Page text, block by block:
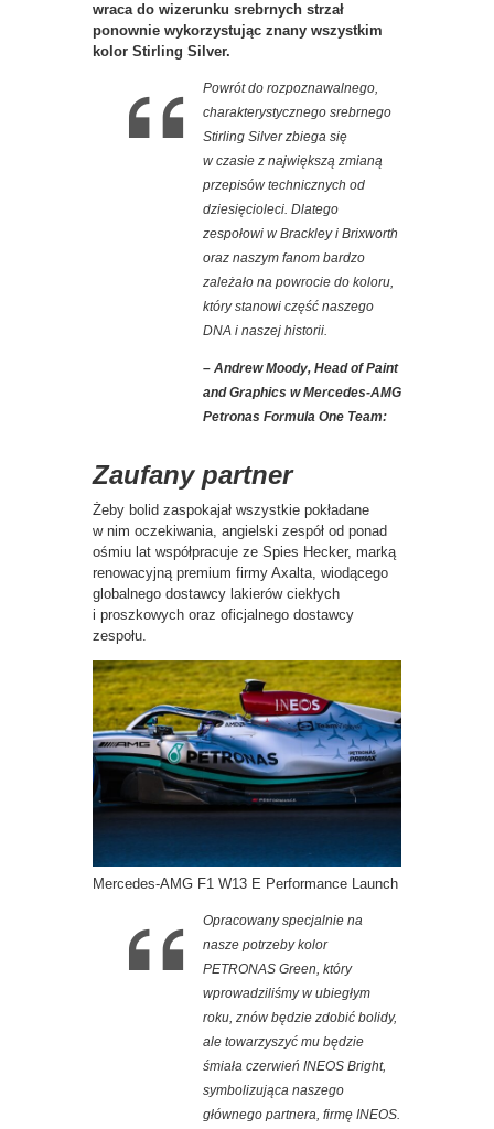
wraca do wizerunku srebrnych strzał
ponownie wykorzystując znany wszystkim
kolor Stirling Silver.
Powrót do rozpoznawalnego,
charakterystycznego srebrnego
Stirling Silver zbiega się
w czasie z największą zmianą
przepisów technicznych od
dziesięcioleci. Dlatego
zespołowi w Brackley i Brixworth
oraz naszym fanom bardzo
zależało na powrocie do koloru,
który stanowi część naszego
DNA i naszej historii.
– Andrew Moody, Head of Paint
and Graphics w Mercedes-AMG
Petronas Formula One Team:
Zaufany partner
Żeby bolid zaspokajał wszystkie pokładane
w nim oczekiwania, angielski zespół od ponad
ośmiu lat współpracuje ze Spies Hecker, marką
renowacyjną premium firmy Axalta, wiodącego
globalnego dostawcy lakierów ciekłych
i proszkowych oraz oficjalnego dostawcy
zespołu.
Mercedes-AMG F1 W13 E Performance Launch
Opracowany specjalnie na
nasze potrzeby kolor
PETRONAS Green, który
wprowadziliśmy w ubiegłym
roku, znów będzie zdobić bolidy,
ale towarzyszyć mu będzie
śmiała czerwień INEOS Bright,
symbolizująca naszego
głównego partnera, firmę INEOS.